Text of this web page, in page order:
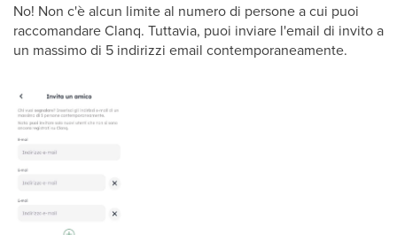
No! Non c'è alcun limite al numero di persone a cui puoi
raccomandare Clanq. Tuttavia, puoi inviare l'email di invito a
un massimo di 5 indirizzi email contemporaneamente.